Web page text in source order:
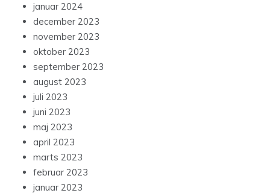
januar 2024
december 2023
november 2023
oktober 2023
september 2023
august 2023
juli 2023
juni 2023
maj 2023
april 2023
marts 2023
februar 2023
januar 2023